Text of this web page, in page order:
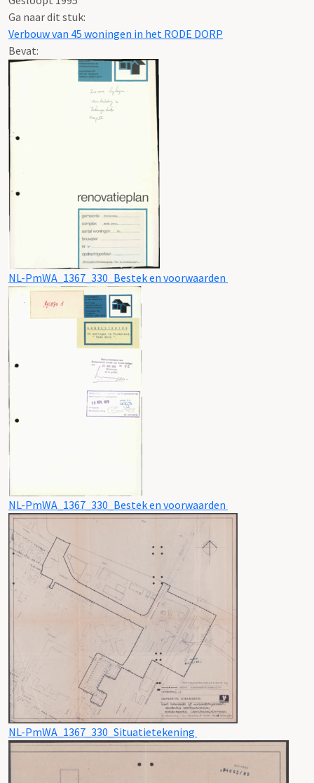
Ga naar dit stuk:
Verbouw van 45 woningen in het RODE DORP
Bevat:
NL-PmWA_1367_330_Bestek en voorwaarden
NL-PmWA_1367_330_Bestek en voorwaarden
NL-PmWA_1367_330_Situatietekening